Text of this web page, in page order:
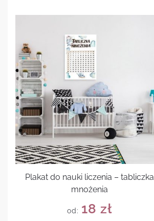
Plakat do nauki liczenia – tabliczka
mnożenia
od: 18 zł